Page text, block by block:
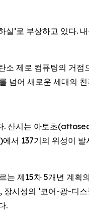
’로 부상하고 있다
제로 컴퓨팅의 거
넘어 새로운 세대의
산시는 아토초
137기의 위성이
제15차 5개년 계
장시성의 ‘코어-광-
.